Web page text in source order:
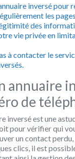
inversé pour
les
des
vie privée en
à contacter le
annuaire
de
inversé est une
pour vérifier qui
un contact
clics, il est